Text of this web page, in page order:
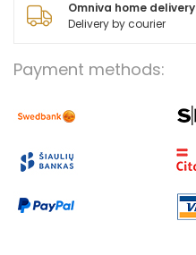
Omniva home delivery
Delivery by courier
Payment methods: